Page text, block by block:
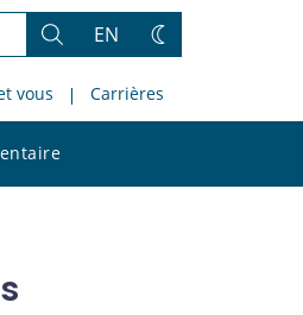
Rechercher
EN
Changez
thème
vous Carrières
le